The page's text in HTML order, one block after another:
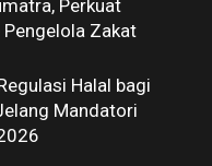
Perkuat
Zakat
Halal bagi
Mandatori